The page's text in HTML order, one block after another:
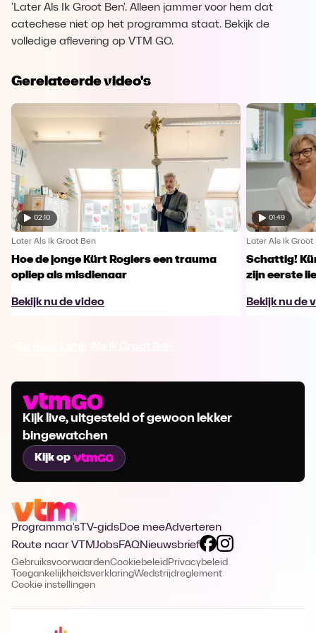
'Later Als Ik Groot Ben'. Alleen jammer voor hem dat
catechese niet op het programma staat. Bekijk de
volledige aflevering op VTM GO.
Gerelateerde video's
02:10
Later Als Ik Groot Ben
Hoe de jonge Kürt Rogiers een trauma
opliep als misdienaar
Bekijk nu de video
01:49
Later Als Ik Groot
Schattig!
zijn eerste
Bekijk nu de
Kijk live, uitgesteld of gewoon lekker
bingewatchen
Kijk op
Programma's TV-gidsDoe meeAdverteren
Route naar VTMJobsFAQNieuwsbrief
GebruiksvoorwaardenCookiebeleid Privacybeleid
ToegankelijkheidsverklaringWedstrijdreglement
Cookie instellingen